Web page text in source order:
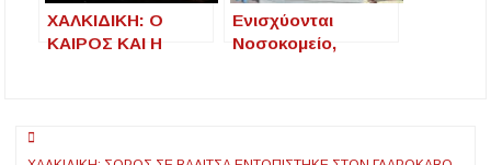
ΧΑΛΚΙΔΙΚΗ: Ο
ΚΑΙΡΟΣ ΚΑΙ Η
Ενισχύονται
Νοσοκομείο,
Πλοήγηση